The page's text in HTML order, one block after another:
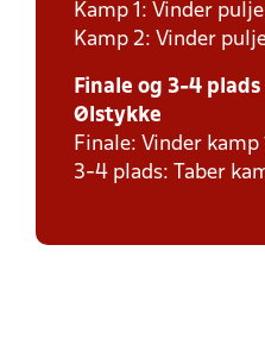
Kamp 1: Vinder
Kamp 2: Vinder
Finale og 3-4
Ølstykke
Finale: Vinder
3-4 plads: Taber